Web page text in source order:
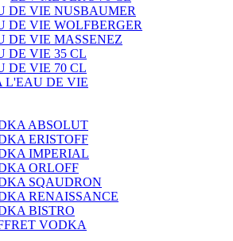
DE VIE NUSBAUMER
DE VIE WOLFBERGER
DE VIE MASSENEZ
DE VIE 35 CL
DE VIE 70 CL
L'EAU DE VIE
ABSOLUT
ERISTOFF
IMPERIAL
ORLOFF
SQAUDRON
RENAISSANCE
BISTRO
VODKA